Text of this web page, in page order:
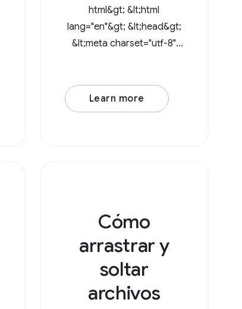
html&gt; &lt;html
lang="en"&gt; &lt;head&gt;
&lt;meta charset="utf-8"
content="width=device-
width, initial-scale=1" /&gt;
Learn more
Cómo
arrastrar y
soltar
archivos